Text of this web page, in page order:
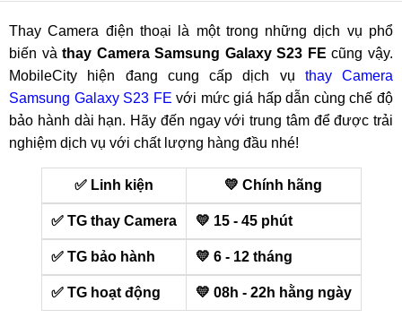
Thay Camera điện thoại là một trong những dịch vụ phổ
biến và thay Camera Samsung Galaxy S23 FE cũng vậy.
MobileCity hiện đang cung cấp dịch vụ thay Camera
Samsung Galaxy S23 FE với mức giá hấp dẫn cùng chế độ
bảo hành dài hạn. Hãy đến ngay với trung tâm để được trải
nghiệm dịch vụ với chất lượng hàng đầu nhé!
✅ Linh kiện 💛 Chính hãng
✅ TG thay Camera 💛 15 - 45 phút
✅ TG bảo hành 💛 6 - 12 tháng
✅ TG hoạt động 💛 08h - 22h hằng ngày